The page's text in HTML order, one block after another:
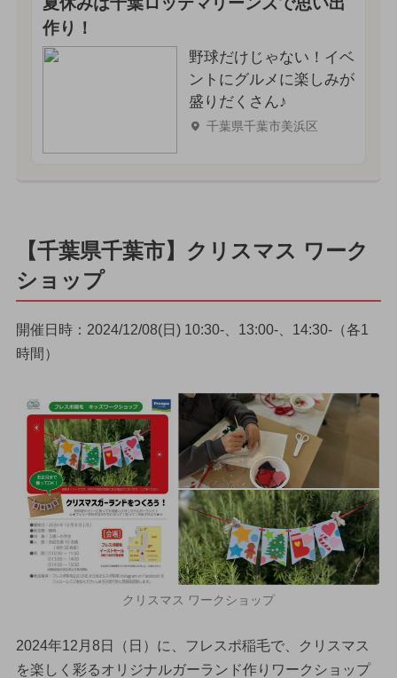
作り！
野球だけじゃない！イベ
ントにグルメに楽しみが
盛りだくさん♪
千葉県千葉市美浜区
【千葉県千葉市】クリスマス ワーク
ショップ
開催日時：2024/12/08(日) 10:30-、13:00-、14:30-（各1
時間）
クリスマス ワークショップ
2024年12月8日（日）に、フレスポ稲毛で、クリスマス
を楽しく彩るオリジナルガーランド作りワークショップ